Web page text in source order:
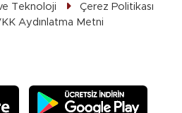
Teknoloji
Çerez Politikası
Aydınlatma Metni